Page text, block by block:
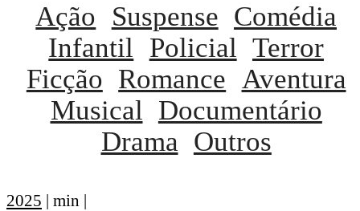
Ação Suspense Comédia
Infantil
Policial Terror
Ficção Romance Aventura
Musical
Documentário
Drama Outros
2025 | min |